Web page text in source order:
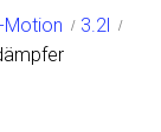
Motion
3.2l